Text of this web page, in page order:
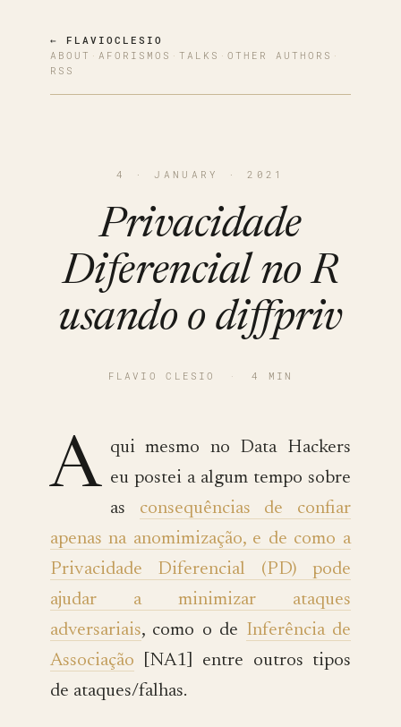
← FLAVIOCLESIO
ABOUT · AFORISMOS · TALKS · OTHER AUTHORS ·
RSS
4 · JANUARY · 2021
Privacidade
Diferencial no R
usando o diffpriv
FLAVIO CLESIO · 4 MIN
A qui mesmo no Data Hackers
eu postei a algum tempo sobre
as consequências de confiar
apenas na anomimização, e de como a
Privacidade Diferencial (PD) pode
ajudar a minimizar ataques
adversariais, como o de Inferência de
Associação [NA1] entre outros tipos
de ataques/falhas.